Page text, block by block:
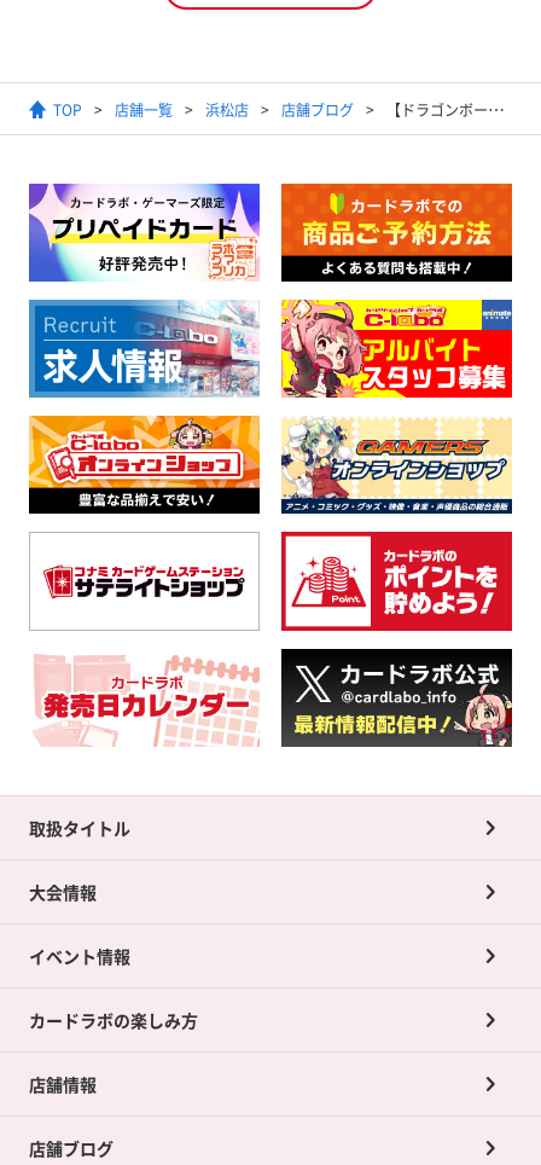
TOP 店舗一覧 浜松店 店舗ブログ 【ドラゴンボールヒーローズ】【買取情報】ターレス上がりましたね(*^^*)
取扱タイトル
大会情報
イベント情報
カードラボの楽しみ方
店舗情報
店舗ブログ